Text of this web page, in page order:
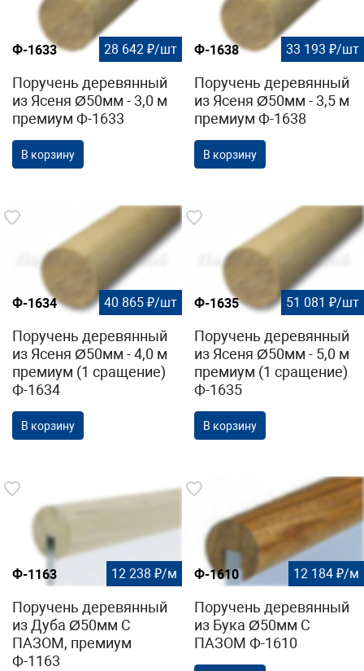
Ф-1633 28 642 ₽/шт
Поручень деревянный
из Ясеня Ø50мм - 3,0 м
премиум Ф-1633
В корзину
Ф-1638 33 193 ₽/шт
Поручень деревянный
из Ясеня Ø50мм - 3,5 м
премиум Ф-1638
В корзину
Ф-1634 40 865 ₽/шт
Поручень деревянный
из Ясеня Ø50мм - 4,0 м
премиум (1 сращение)
Ф-1634
В корзину
Ф-1635 51 081 ₽/шт
Поручень деревянный
из Ясеня Ø50мм - 5,0 м
премиум (1 сращение)
Ф-1635
В корзину
Ф-1163 12 238 ₽/м
Поручень деревянный
из Дуба Ø50мм С
ПАЗОМ, премиум
Ф-1163
Ф-1610 12 184 ₽/м
Поручень деревянный
из Бука Ø50мм С
ПАЗОМ Ф-1610